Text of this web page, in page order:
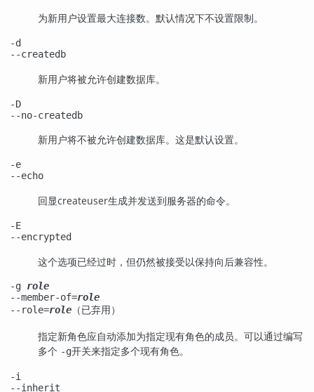
为新用户设置最大连接数。默认情况下不设置限制。
-d
--createdb
新用户将被允许创建数据库。
-D
--no-createdb
新用户将不被允许创建数据库。这是默认设置。
-e
--echo
回显createuser生成并发送到服务器的命令。
-E
--encrypted
这个选项已经过时，但仍然被接受以保持向后兼容性。
-g role
--member-of=role
--role=role （已弃用）
指定新角色应自动添加为指定现有角色的成员。可以通过编写
多个 -g开关来指定多个现有角色。
-i
--inherit